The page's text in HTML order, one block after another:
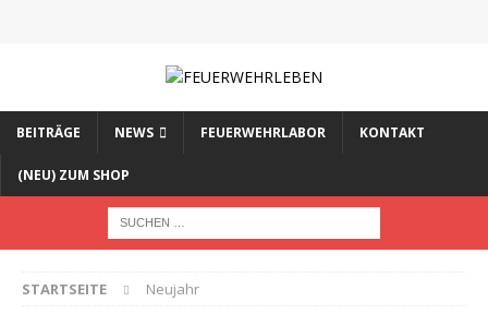
BEITRÄGE NEWS FEUERWEHRLABOR KONTAKT
(NEU) ZUM SHOP
STARTSEITE Neujahr